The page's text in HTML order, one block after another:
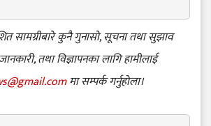
सामग्रीबारे कुनै गुनासो, सूचना तथा सुझाव
तथा विज्ञापनका लागि हामीलाई
मा सम्पर्क गर्नुहोला।